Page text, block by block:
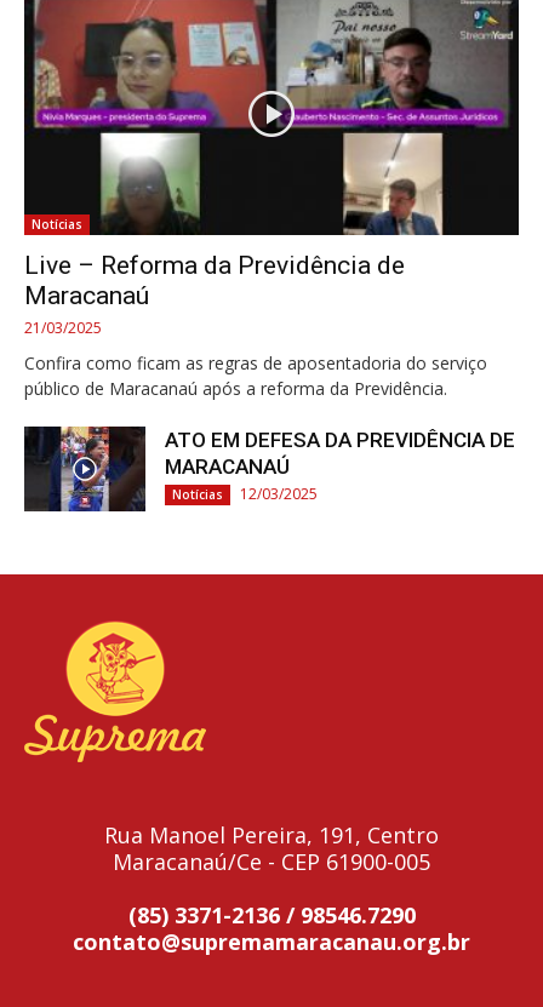
Notícias
Live – Reforma da Previdência de
Maracanaú
21/03/2025
Confira como ficam as regras de aposentadoria do serviço
público de Maracanaú após a reforma da Previdência.
ATO EM DEFESA DA PREVIDÊNCIA DE
MARACANAÚ
Notícias 12/03/2025
Rua Manoel Pereira, 191, Centro
Maracanaú/Ce - CEP 61900-005
(85) 3371-2136 / 98546.7290
contato@supremamaracanau.org.br